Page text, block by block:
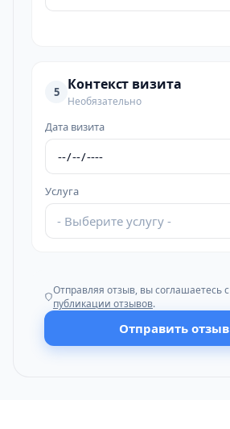
5 Контекст визита
Необязательно
Дата визита
Услуга
- Выберите услугу -
Отправляя отзыв, вы соглашаетесь с
публикации отзывов.
Отправить отзыв